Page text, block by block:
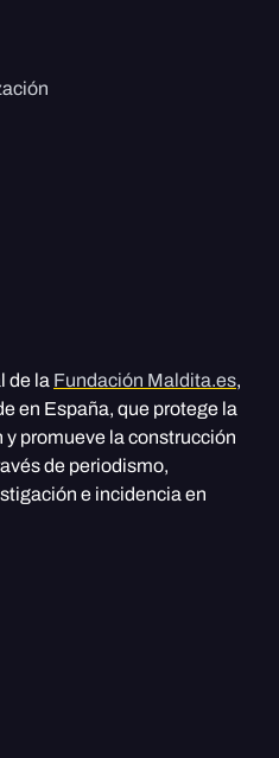
de la Fundación Maldita.es,
en España, que protege la
promueve la construcción
de periodismo,
e incidencia en